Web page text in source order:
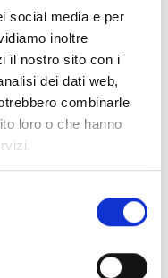
social media e per
inoltre
il nostro sito con i
dei dati web,
combinarle
loro o che hanno